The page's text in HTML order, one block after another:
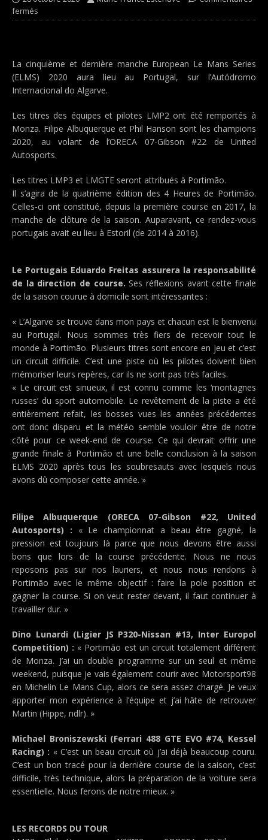
fermés
La cinquième et dernière manche European Le Mans Series
(ELMS) 2020 aura lieu au Portugal, sur l’Autódromo
Internacional do Algarve.
Les titres des équipes et pilotes LMP2 ont été remportés à
Monza. Filipe Albuquerque et Phil Hanson sont les champions
2020, au volant de l’ORECA 07-Gibson #22 de United
Autosports.
Les titres LMP3 et LMGTE seront attribués à Portimão.
Il s’agira de la quatrième édition des 4 Heures de Portimão.
Celles-ci ont constitué, depuis la première course en 2017, la
manche de clôture de la saison. Auparavant, ce rendez-vous
portugais avait eu lieu à Estoril (de 2014 à 2016).
Le Portugais Eduardo Freitas assurera la responsabilité
de la direction de course. Ses réflexions avant cette finale
de la saison courue à domicile sont intéressantes :
« L’Algarve se trouve dans mon pays et chacun est le bienvenu
au Portugal. Nous sommes très fiers de recevoir tout le
monde à Portimão. Plusieurs titres sont encore en jeu et c’est
un circuit difficile. C’est une piste où les pilotes doivent bien
mémoriser leurs repères, car ils ne sont pas très faciles.
« Le circuit est sinueux, il est connu comme les ‘montagnes
russes’ du sport automobile. Le revêtement de la piste a été
entièrement refait, les bosses vues les années précédentes
ont donc disparu et la météo semble vouloir être de notre
côté pour ce week-end de course. Ce qui devrait offrir une
grande finale à Portimão et une belle conclusion à la saison
ELMS 2020 après tous les soubresauts avec lesquels nous
avons dû composer cette année. »
Filipe Albuquerque (ORECA 07-Gibson #22, United
Autosports) : « Le championnat a beau être gagné, la
pression est toujours là parce que nous devons être aussi
bons que lors de la course précédente. Nous ne nous
reposons pas sur nos lauriers, et nous nous rendons à
Portimão avec le même objectif : faire la pole position et
gagner la course. Si on veut rester devant, il faut continuer à
travailler dur. »
Dino Lunardi (Ligier JS P320-Nissan #13, Inter Europol
Competition) : « Portimão est un circuit totalement différent
de Monza. J’ai un double programme sur un seul et même
weekend, puisque je vais également courir avec Motorsport98
en Michelin Le Mans Cup, alors ce sera assez chargé. Je veux
apporter mon expérience à l’équipe et j’ai hâte de retrouver
Martin (Hippe, ndlr). »
Michael Broniszewski (Ferrari 488 GTE EVO #74, Kessel
Racing) : « C’est un beau circuit où j’ai déjà beaucoup couru.
C’est un bon tracé pour la dernière course de la saison, c’est
difficile, très technique, alors la préparation de la voiture sera
essentielle. Nous ferons de notre mieux. »
LES RECORDS DU TOUR